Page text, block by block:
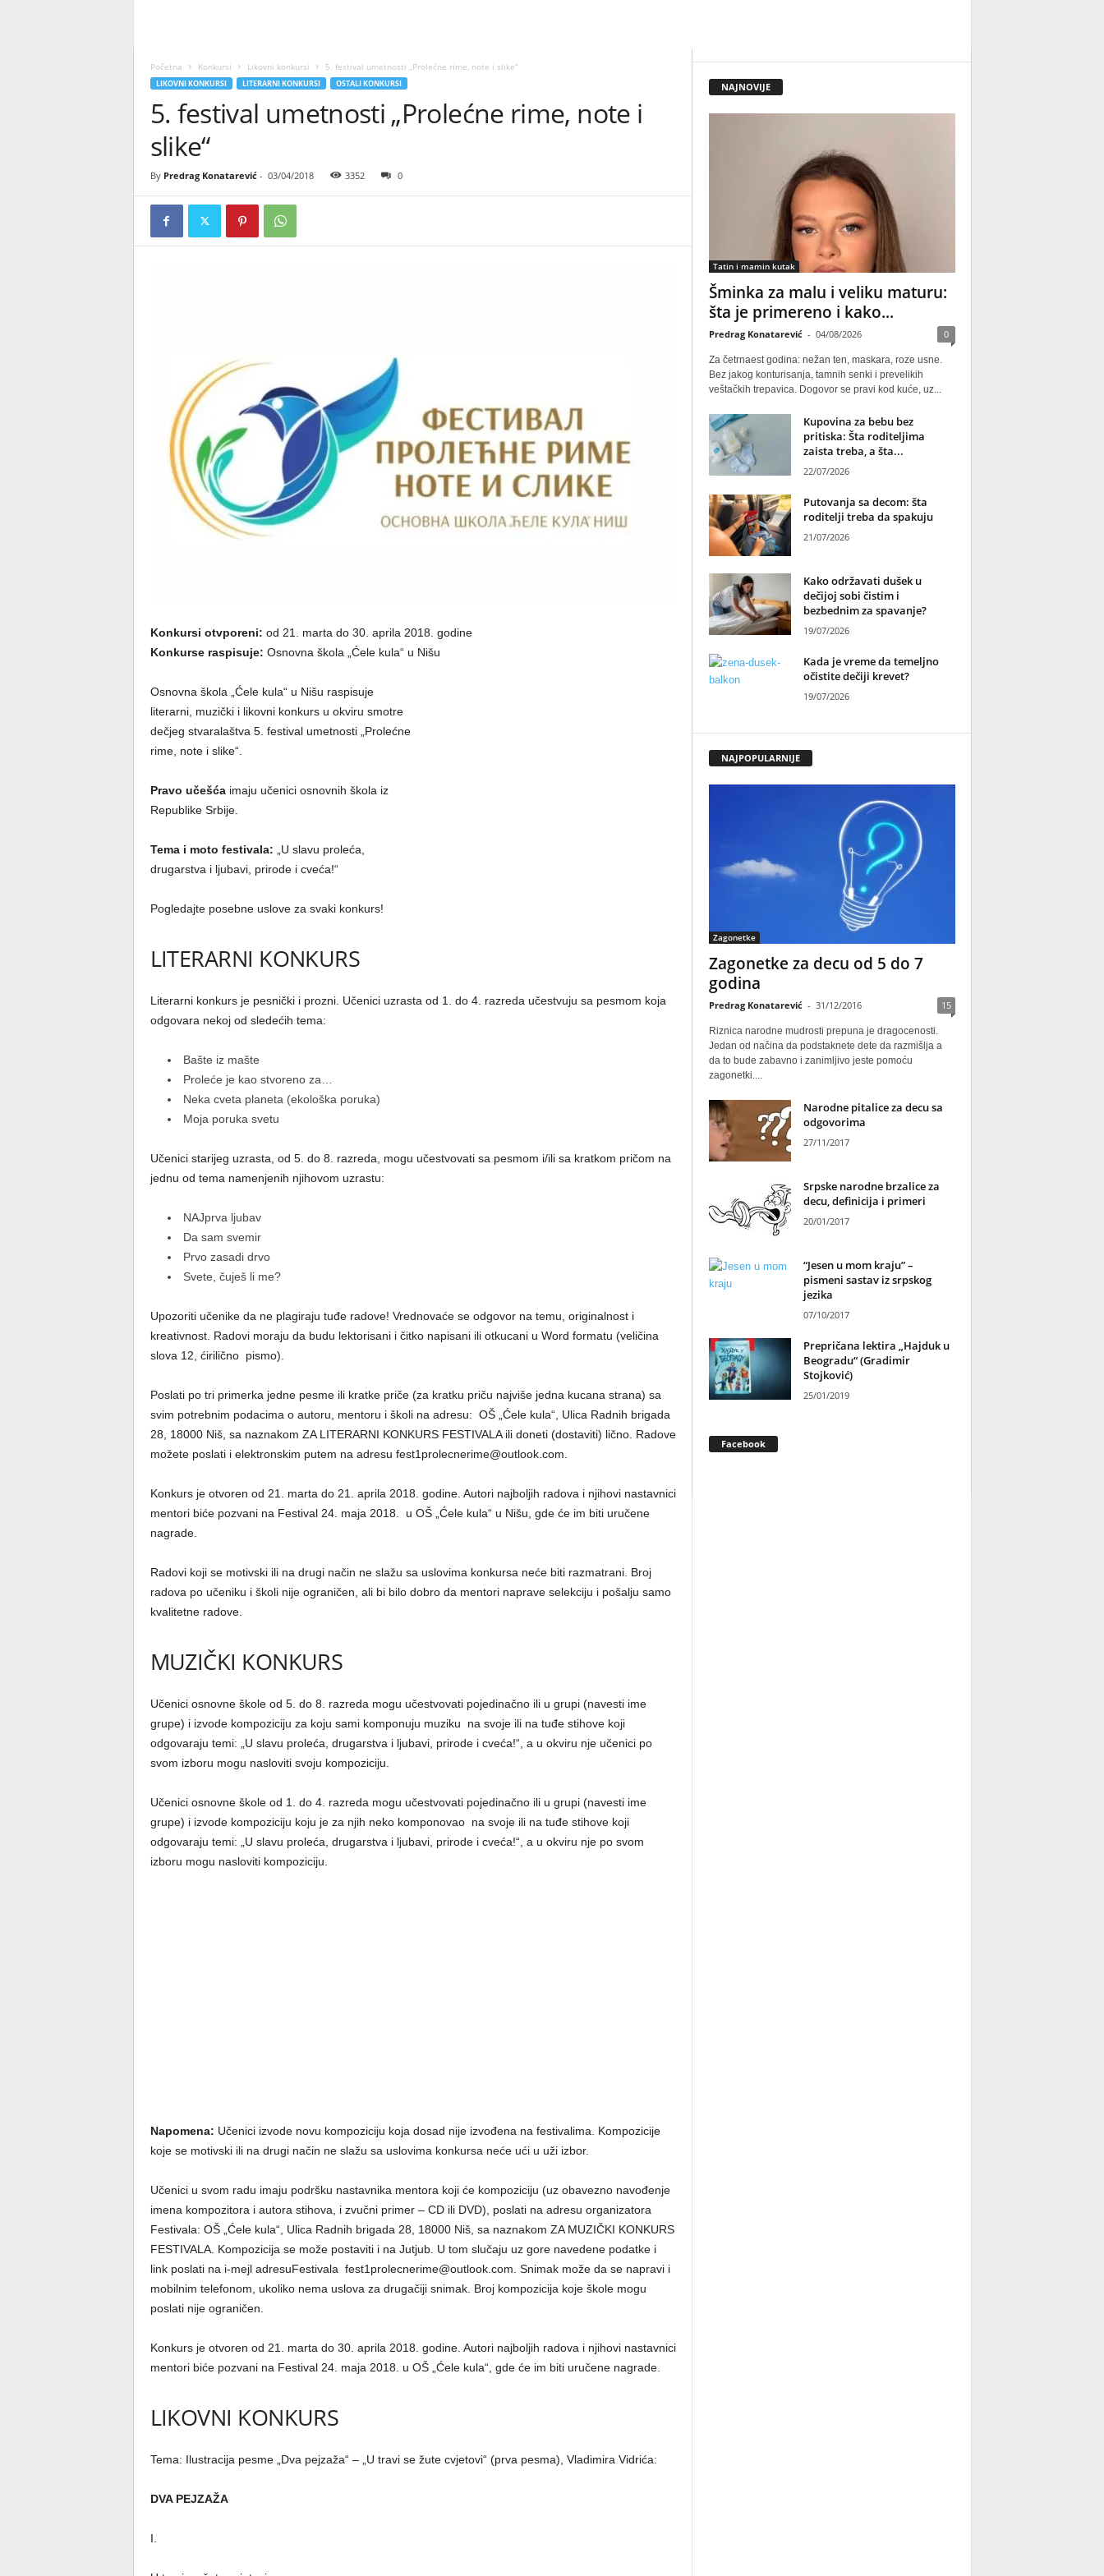
Početna Konkursi Likovni konkursi 5. festival umetnosti „Prolećne rime, note i slike“
LIKOVNI KONKURSI LITERARNI KONKURSI OSTALI KONKURSI
5. festival umetnosti „Prolećne rime, note i
slike“
By Predrag Konatarević- 03/04/2018 3352 0
Konkursi otvporeni: od 21. marta do 30. aprila 2018. godine
Konkurse raspisuje: Osnovna škola „Ćele kula“ u Nišu
Osnovna škola „Ćele kula“ u Nišu raspisuje
literarni, muzički i likovni konkurs u okviru smotre
dečjeg stvaralaštva 5. festival umetnosti „Prolećne
rime, note i slike“.
Pravo učešćaimaju učenici osnovnih škola iz
Republike Srbije.
Tema i moto festivala: „U slavu proleća,
drugarstva i ljubavi, prirode i cveća!“
Pogledajte posebne uslove za svaki konkurs!
LITERARNI KONKURS
Literarni konkurs je pesnički i prozni. Učenici uzrasta od 1. do 4. razreda učestvuju sa pesmom koja
odgovara nekoj od sledećih tema:
Bašte iz mašte
Proleće je kao stvoreno za…
Neka cveta planeta (ekološka poruka)
Moja poruka svetu
Učenici starijeg uzrasta, od 5. do 8. razreda, mogu učestvovati sa pesmom i/ili sa kratkom pričom na
jednu od tema namenjenih njihovom uzrastu:
NAJprva ljubav
Da sam svemir
Prvo zasadi drvo
Svete, čuješ li me?
Upozoriti učenike da ne plagiraju tuđe radove! Vrednovaće se odgovor na temu, originalnost i
kreativnost. Radovi moraju da budu lektorisani i čitko napisani ili otkucani u Word formatu (veličina
slova 12, ćirilično pismo).
Poslati po tri primerka jedne pesme ili kratke priče (za kratku priču najviše jedna kucana strana) sa
svim potrebnim podacima o autoru, mentoru i školi na adresu: OŠ „Ćele kula“, Ulica Radnih brigada
28, 18000 Niš, sa naznakom ZA LITERARNI KONKURS FESTIVALA ili doneti (dostaviti) lično. Radove
možete poslati i elektronskim putem na adresu fest1prolecnerime@outlook.com.
Konkurs je otvoren od 21. marta do 21. aprila 2018. godine. Autori najboljih radova i njihovi nastavnici
mentori biće pozvani na Festival 24. maja 2018. u OŠ „Ćele kula“ u Nišu, gde će im biti uručene
nagrade.
Radovi koji se motivski ili na drugi način ne slažu sa uslovima konkursa neće biti razmatrani. Broj
radova po učeniku i školi nije ograničen, ali bi bilo dobro da mentori naprave selekciju i pošalju samo
kvalitetne radove.
MUZIČKI KONKURS
Učenici osnovne škole od 5. do 8. razreda mogu učestvovati pojedinačno ili u grupi (navesti ime
grupe) i izvode kompoziciju za koju sami komponuju muziku na svoje ili na tuđe stihove koji
odgovaraju temi: „U slavu proleća, drugarstva i ljubavi, prirode i cveća!“, a u okviru nje učenici po
svom izboru mogu nasloviti svoju kompoziciju.
Učenici osnovne škole od 1. do 4. razreda mogu učestvovati pojedinačno ili u grupi (navesti ime
grupe) i izvode kompoziciju koju je za njih neko komponovao na svoje ili na tuđe stihove koji
odgovaraju temi: „U slavu proleća, drugarstva i ljubavi, prirode i cveća!“, a u okviru nje po svom
izboru mogu nasloviti kompoziciju.
Napomena: Učenici izvode novu kompoziciju koja dosad nije izvođena na festivalima. Kompozicije
koje se motivski ili na drugi način ne slažu sa uslovima konkursa neće ući u uži izbor.
Učenici u svom radu imaju podršku nastavnika mentora koji će kompoziciju (uz obavezno navođenje
imena kompozitora i autora stihova, i zvučni primer – CD ili DVD), poslati na adresu organizatora
Festivala: OŠ „Ćele kula“, Ulica Radnih brigada 28, 18000 Niš, sa naznakom ZA MUZIČKI KONKURS
FESTIVALA. Kompozicija se može postaviti i na Jutjub. U tom slučaju uz gore navedene podatke i
link poslati na i-mejl adresuFestivala fest1prolecnerime@outlook.com. Snimak može da se napravi i
mobilnim telefonom, ukoliko nema uslova za drugačiji snimak. Broj kompozicija koje škole mogu
poslati nije ograničen.
Konkurs je otvoren od 21. marta do 30. aprila 2018. godine. Autori najboljih radova i njihovi nastavnici
mentori biće pozvani na Festival 24. maja 2018. u OŠ „Ćele kula“, gde će im biti uručene nagrade.
LIKOVNI KONKURS
Tema: Ilustracija pesme „Dva pejzaža“ – „U travi se žute cvjetovi“ (prva pesma), Vladimira Vidrića:
DVA PEJZAŽA
I.
NAJNOVIJE
Tatin i mamin kutak
Šminka za malu i veliku maturu:
šta je primereno i kako...
Predrag Konatarević - 04/08/2026 0
Za četrnaest godina: nežan ten, maskara, roze usne.
Bez jakog konturisanja, tamnih senki i prevelikih
veštačkih trepavica. Dogovor se pravi kod kuće, uz...
Kupovina za bebu bez
pritiska: Šta roditeljima
zaista treba, a šta...
22/07/2026
Putovanja sa decom: šta
roditelji treba da spakuju
21/07/2026
Kako održavati dušek u
dečijoj sobi čistim i
bezbednim za spavanje?
19/07/2026
Kada je vreme da temeljno
očistite dečiji krevet?
19/07/2026
NAJPOPULARNIJE
Zagonetke
Zagonetke za decu od 5 do 7
godina
Predrag Konatarević - 31/12/2016 15
Riznica narodne mudrosti prepuna je dragocenosti.
Jedan od načina da podstaknete dete da razmišlja a
da to bude zabavno i zanimljivo jeste pomoću
zagonetki....
Narodne pitalice za decu sa
odgovorima
27/11/2017
Srpske narodne brzalice za
decu, definicija i primeri
20/01/2017
“Jesen u mom kraju” –
pismeni sastav iz srpskog
jezika
07/10/2017
Prepričana lektira „Hajduk u
Beogradu“ (Gradimir
Stojković)
25/01/2019
Facebook